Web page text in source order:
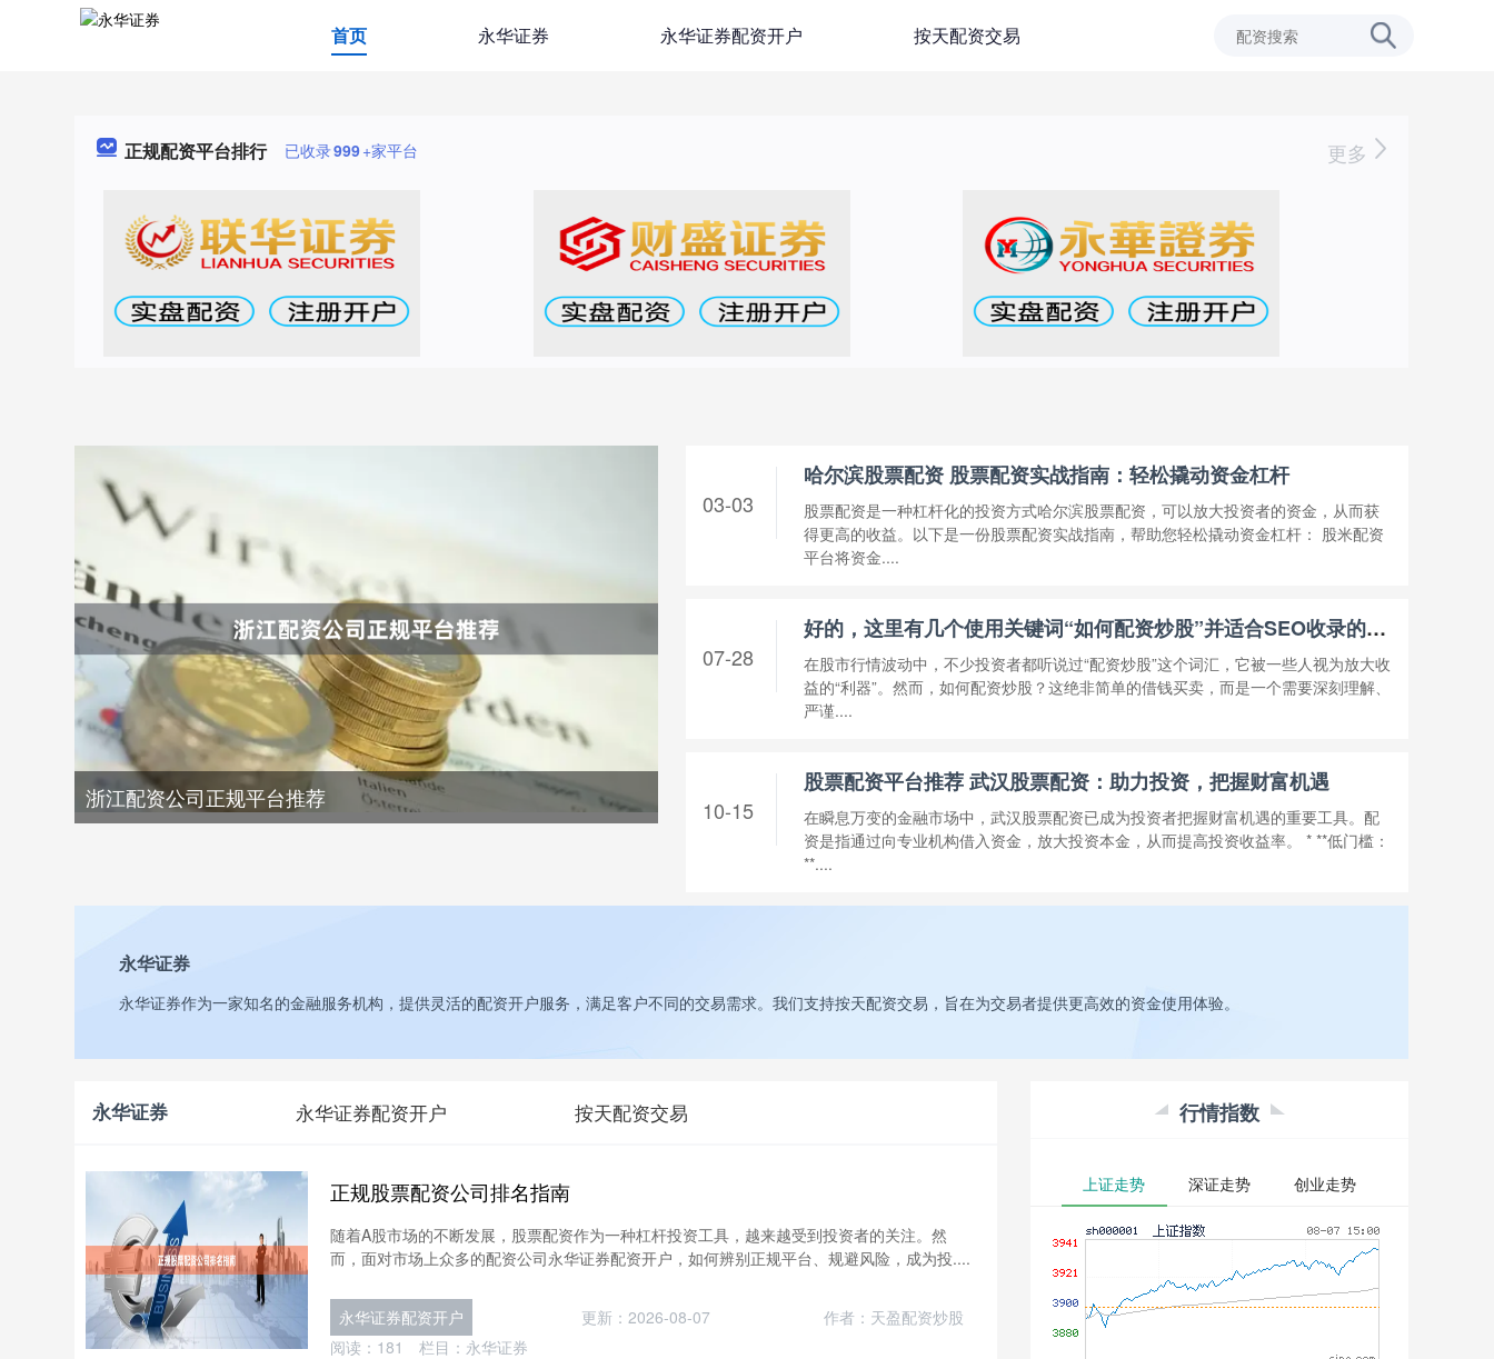
首页 永华证券 永华证券配资开户 按天配资交易
正规配资平台排行 已收录999+家平台 更多
浙江配资公司正规平台推荐
哈尔滨股票配资 股票配资实战指南：轻松撬动资金杠杆
股票配资是一种杠杆化的投资方式哈尔滨股票配资，可以放大投资者的资金，从而获
得更高的收益。以下是一份股票配资实战指南，帮助您轻松撬动资金杠杆： 股米配资
平台将资金....
03-03
好的，这里有几个使用关键词“如何配资炒股”并适合SEO收录的标题，均在以内：
在股市行情波动中，不少投资者都听说过“配资炒股”这个词汇，它被一些人视为放大收
益的“利器”。然而，如何配资炒股？这绝非简单的借钱买卖，而是一个需要深刻理解、
严谨....
07-28
股票配资平台推荐 武汉股票配资：助力投资，把握财富机遇
在瞬息万变的金融市场中，武汉股票配资已成为投资者把握财富机遇的重要工具。配
资是指通过向专业机构借入资金，放大投资本金，从而提高投资收益率。 * **低门槛：
**....
10-15
永华证券
永华证券作为一家知名的金融服务机构，提供灵活的配资开户服务，满足客户不同的交易需求。我们支持按天配资交易，旨在为交易者提供更高效的资金使用体验。
永华证券 永华证券配资开户 按天配资交易
正规股票配资公司排名指南
随着A股市场的不断发展，股票配资作为一种杠杆投资工具，越来越受到投资者的关注。然
而，面对市场上众多的配资公司永华证券配资开户，如何辨别正规平台、规避风险，成为投....
永华证券配资开户 更新：2026-08-07
作者：天盈配资炒股
阅读： 181 栏目： 永华证券
行情指数
上证走势 深证走势 创业走势